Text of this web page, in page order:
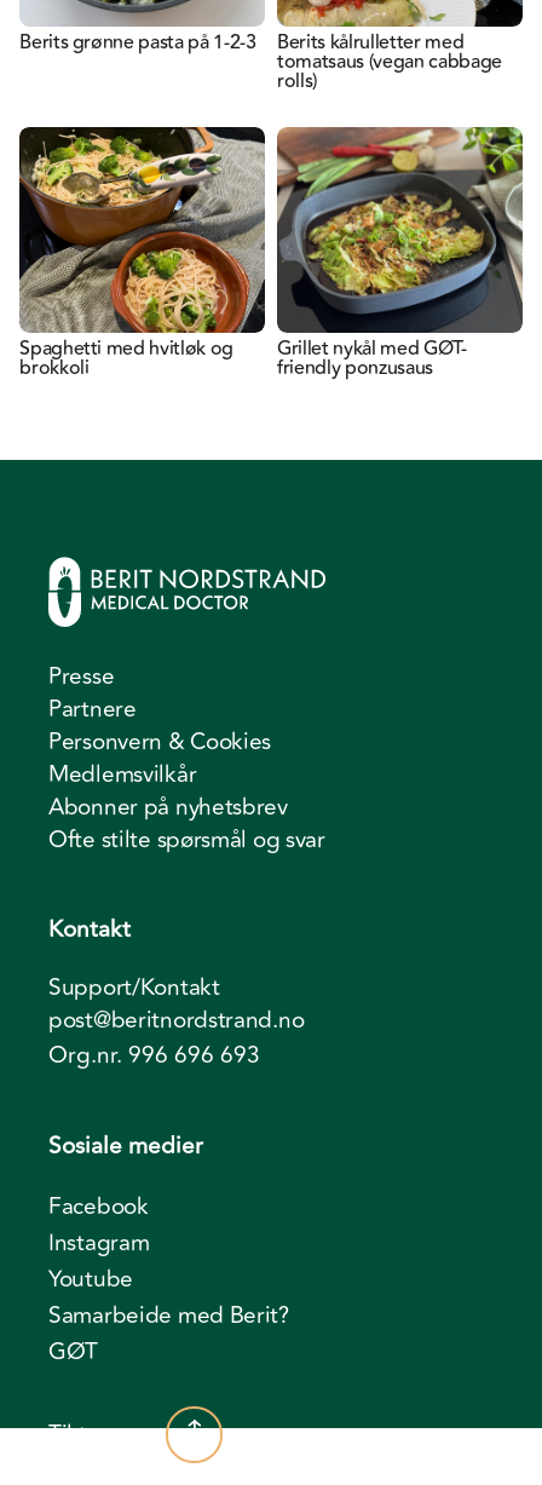
Berits grønne pasta på 1-2-3 Berits kålrulletter med
tomatsaus (vegan cabbage
rolls)
Spaghetti med hvitløk og
brokkoli
Grillet nykål med GØT-
friendly ponzusaus
Presse
Partnere
Personvern & Cookies
Medlemsvilkår
Abonner på nyhetsbrev
Ofte stilte spørsmål og svar
Kontakt
Support/Kontakt
post@beritnordstrand.no
Org.nr. 996 696 693
Sosiale medier
Facebook
Instagram
Youtube
Samarbeide med Berit?
GØT
Til toppen